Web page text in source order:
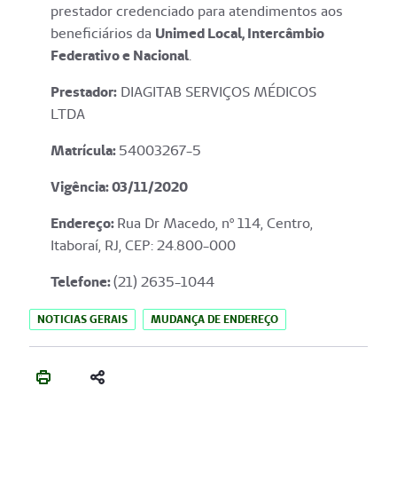
prestador credenciado para atendimentos aos
beneficiários da Unimed Local, Intercâmbio
Federativo e Nacional.
Prestador: DIAGITAB SERVIÇOS MÉDICOS
LTDA
Matrícula:54003267-5
Vigência: 03/11/2020
Endereço:Rua Dr Macedo, nº 114, Centro,
Itaboraí, RJ, CEP: 24.800-000
Telefone:(21) 2635-1044
NOTICIAS GERAIS MUDANÇA DE ENDEREÇO